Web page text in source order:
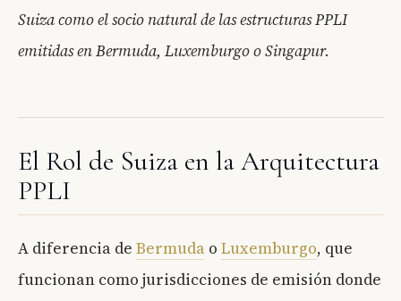
Suiza como el socio natural de las estructuras PPLI
emitidas en Bermuda, Luxemburgo o Singapur.
El Rol de Suiza en la Arquitectura
PPLI
A diferencia de Bermuda o Luxemburgo, que
funcionan como jurisdicciones de emisión donde